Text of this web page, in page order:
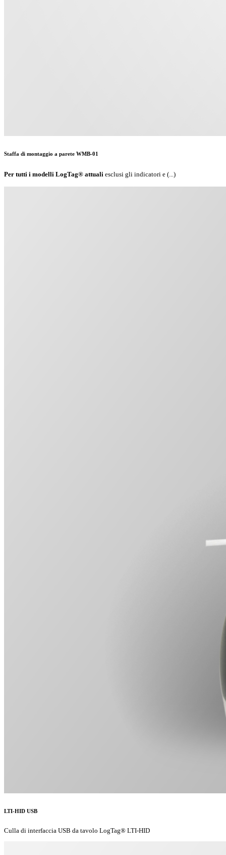
Staffa di montaggio a parete WMB-01
Per tutti i modelli LogTag® attuali esclusi gli indicatori e (...)
LTI-HID USB
Culla di interfaccia USB da tavolo LogTag® LTI-HID